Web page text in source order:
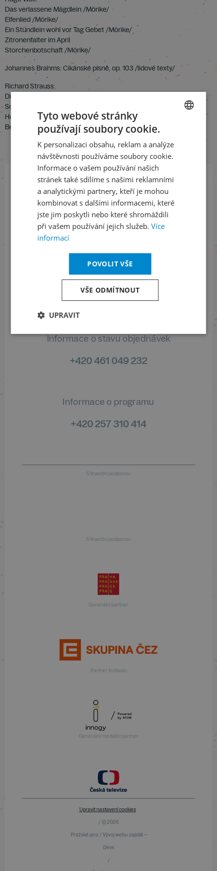
Das verlassene Mägdlein /Mörike/
Elfenlied /Mörike/
Ein Stündlein wohl vor Tag Gebet /Mörike/
Zitronenfalter im April
Storchenbotschaft /Mörike/
Johannes Brahms: Cikánské písně, op. 103 /lidové texty/
Richard Strauss:
Die Nacht op. 10, č. 3 /H. von Gilm/
Schlechtes Wetter op. 60 /Heine/
Heimkehr op. 15, č. 5 /von Schack/
Befreit op. 39, č. 4 /Dehmel/
Přihlaste se k našemu newsletteru
a buďte jako první v obraze
ODEBÍRAT NEWSLETTER
Sledujte nás na sociálních sítích
LinkedIn
Informace o stavu objednávek
+420 461 049 232
Informace o programu
+420 257 310 414
S finanční podporou
S finanční podporou
Generální partner
Partner festivalu
Generální mediální partner
Upravit nastavení cookies
/ © 2026
Pražské jaro / Vývoj webu zajistili —
Devx
/
ENGLISH
Tyto webové stránky
používají soubory cookie.
K personalizaci obsahu, reklam a analýze
návštěvnosti používáme soubory cookie.
Informace o vašem používání našich
stránek také sdílíme s našimi reklamními
a analytickými partnery, kteří je mohou
kombinovat s dalšími informacemi, které
jste jim poskytli nebo které shromáždili
při vašem používání jejich služeb. Více
informací
POVOLIT VŠE
VŠE ODMÍTNOUT
UPRAVIT